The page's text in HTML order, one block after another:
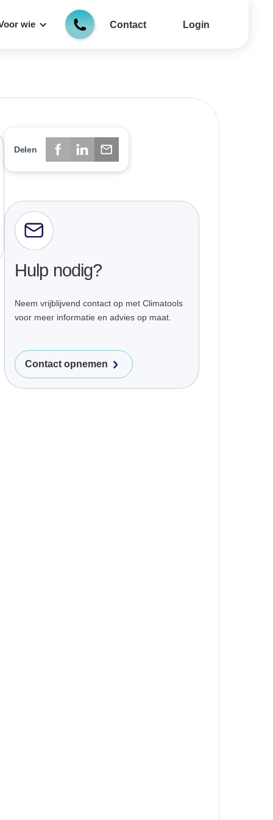
wie Contact Login
Delen
Hulp nodig?
Neem vrijblijvend contact op met Climatools
voor meer informatie en advies op maat.
Contact opnemen